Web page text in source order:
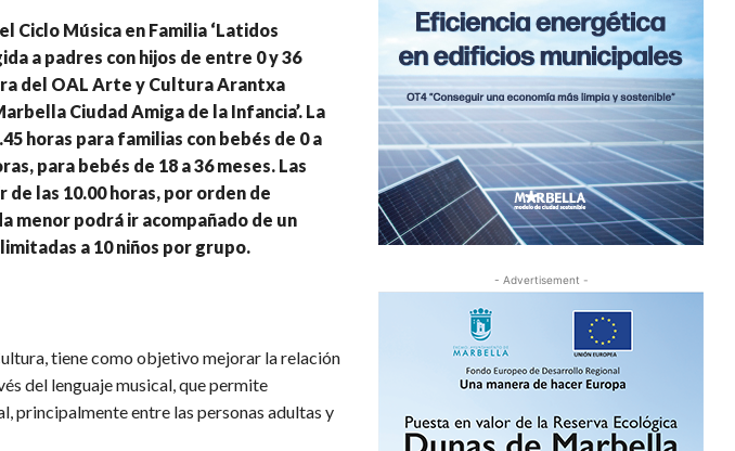
Ciclo Música en Familia ‘Latidos
a padres con hijos de entre 0 y 36
del OAL Arte y Cultura Arantxa
Ciudad Amiga de la Infancia’. La
horas para familias con bebés de 0 a
para bebés de 18 a 36 meses. Las
las 10.00 horas, por orden de
menor podrá ir acompañado de un
a 10 niños por grupo.
tiene como objetivo mejorar la relación
del lenguaje musical, que permite
principalmente entre las personas adultas y
- Advertisement -